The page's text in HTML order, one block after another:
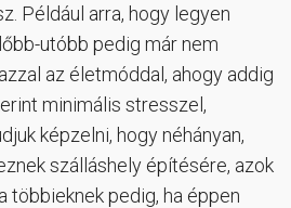
Például arra, hogy legyen
utóbb pedig már nem
az életmóddal, ahogy addig
minimális stresszel,
képzelni, hogy néhányan,
szálláshely építésére, azok
többieknek pedig, ha éppen